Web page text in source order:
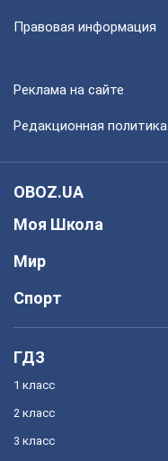
Правовая информация
Реклама на сайте
Редакционная политика
OBOZ.UA
Моя Школа
Мир
Спорт
ГДЗ
1 класс
2 класс
3 класс